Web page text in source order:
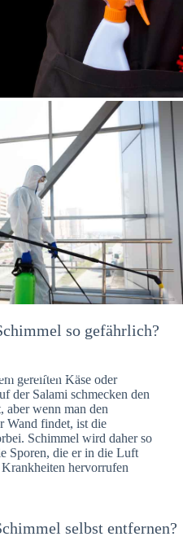
–
Stelle
so gefährlich?
gereiften Käse oder
der Salami schmecken den
aber wenn man den
Wand findet, ist die
Schimmel wird daher so
Sporen, die er in die Luft
hervorrufen
selbst entfernen?